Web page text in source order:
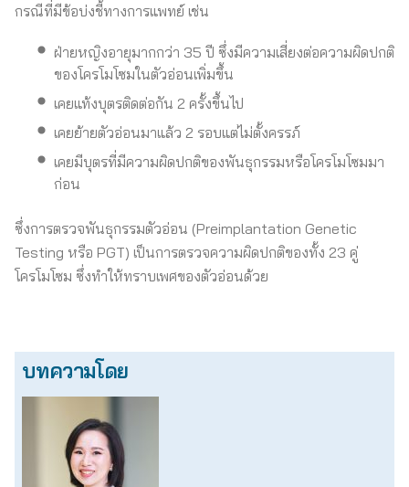
กรณีที่มีข้อบ่งชี้ทางการแพทย์ เช่น
ฝ่ายหญิงอายุมากกว่า 35 ปี ซึ่งมีความเสี่ยงต่อความผิดปกติ
ของโครโมโซมในตัวอ่อนเพิ่มขึ้น
เคยแท้งบุตรติดต่อกัน 2 ครั้งขึ้นไป
เคยย้ายตัวอ่อนมาแล้ว 2 รอบแต่ไม่ตั้งครรภ์
เคยมีบุตรที่มีความผิดปกติของพันธุกรรมหรือโครโมโซมมา
ก่อน
ซึ่งการตรวจพันธุกรรมตัวอ่อน (Preimplantation Genetic
Testing หรือ PGT) เป็นการตรวจความผิดปกติของทั้ง 23 คู่
โครโมโซม ซึ่งทำให้ทราบเพศของตัวอ่อนด้วย
บทความโดย